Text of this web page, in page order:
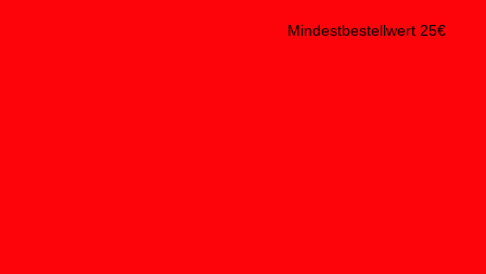
Mindestbestellwert 25€